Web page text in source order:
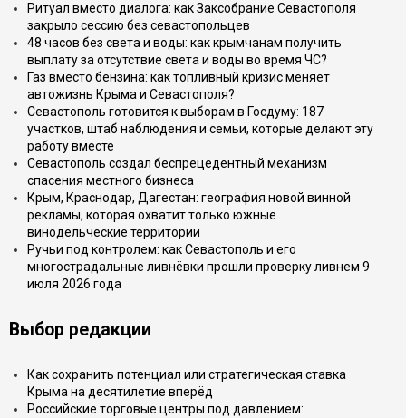
Ритуал вместо диалога: как Заксобрание Севастополя
закрыло сессию без севастопольцев
48 часов без света и воды: как крымчанам получить
выплату за отсутствие света и воды во время ЧС?
Газ вместо бензина: как топливный кризис меняет
автожизнь Крыма и Севастополя?
Севастополь готовится к выборам в Госдуму: 187
участков, штаб наблюдения и семьи, которые делают эту
работу вместе
Севастополь создал беспрецедентный механизм
спасения местного бизнеса
Крым, Краснодар, Дагестан: география новой винной
рекламы, которая охватит только южные
винодельческие территории
Ручьи под контролем: как Севастополь и его
многострадальные ливнёвки прошли проверку ливнем 9
июля 2026 года
Выбор редакции
Как сохранить потенциал или стратегическая ставка
Крыма на десятилетие вперёд
Российские торговые центры под давлением: